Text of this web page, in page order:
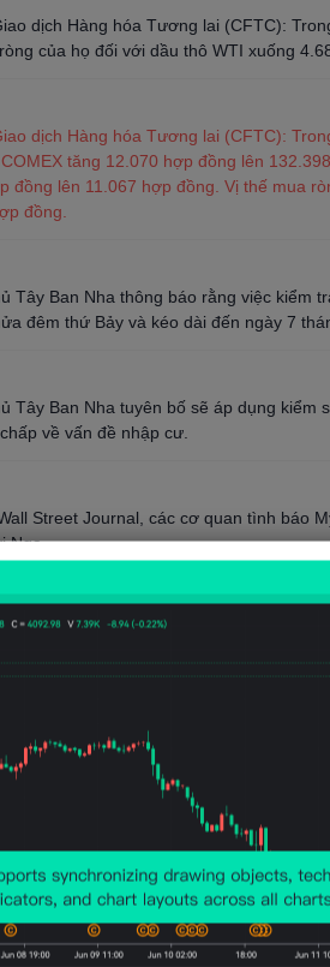
dịch Hàng hóa Tương lai (CFTC):
của họ đối với dầu thô WTI xuống
dịch Hàng hóa Tương lai (CFTC):
tăng 12.070 hợp đồng lên
đồng lên 11.067 hợp đồng. Vị thế mua
đồng.
Tây Ban Nha thông báo rằng việc kiểm
đêm thứ Bảy và kéo dài đến ngày 7
Tây Ban Nha tuyên bố sẽ áp dụng kiểm
về vấn đề nhập cư.
Street Journal, các cơ quan tình báo
Nga.
Iran: Iran không nhượng bộ trong các
các công ty khai thác đất hiếm niêm yết
and Critical Metals tăng hơn 11%, và
bàn tròn về ngành khai thác mỏ của Mỹ,
là một siêu cường khoáng sản toàn cầu."
Mỹ Trump: Công bố một loạt dự án khai
Mỹ Trump: 100 triệu đô la sẽ được